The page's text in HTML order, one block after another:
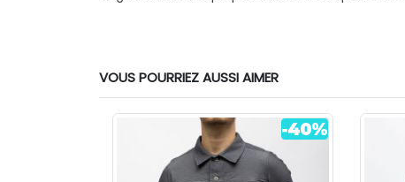
VOUS POURRIEZ AUSSI AIMER